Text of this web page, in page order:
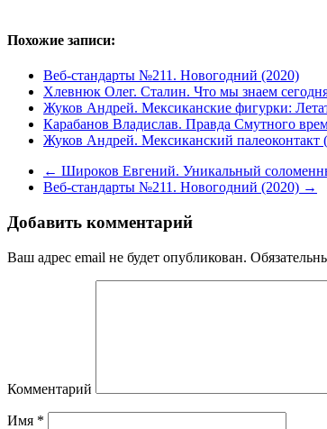
Похожие записи:
Веб-стандарты №211. Новогодний (2020)
Хлевнюк Олег. Сталин. Что мы знаем
Жуков Андрей. Мексиканские фигурки:
Карабанов Владислав. Правда Смутного
Жуков Андрей. Мексиканский палеоконтакт
← Широков Евгений. Уникальный
Веб-стандарты №211. Новогодний (2020) →
Добавить комментарий
Ваш адрес email не будет опубликован.
Комментарий
Имя *